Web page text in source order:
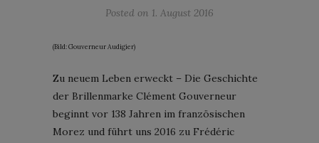
Posted on 1. August 2016
(Bild: Gouverneur Audigier)
Zu neuem Leben erweckt – Die Geschichte
der Brillenmarke Clément Gouverneur
beginnt vor 138 Jahren im französischen
Morez und führt uns 2016 zu Frédéric